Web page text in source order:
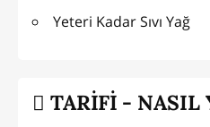
Yeteri Kadar Sıvı Yağ
TARİFİ - NASIL